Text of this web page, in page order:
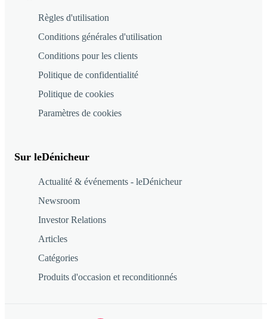
Règles d'utilisation
Conditions générales d'utilisation
Conditions pour les clients
Politique de confidentialité
Politique de cookies
Paramètres de cookies
Sur leDénicheur
Actualité & événements - leDénicheur
Newsroom
Investor Relations
Articles
Catégories
Produits d'occasion et reconditionnés